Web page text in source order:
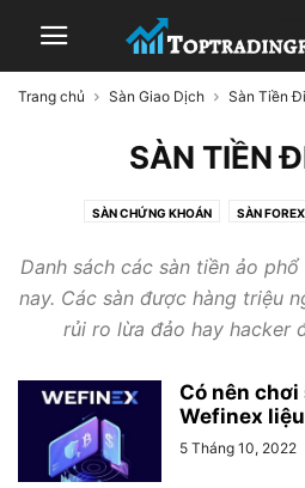
Trang chủ Sàn Giao Dịch Sàn Tiền
SÀN TIỀN
SÀN CHỨNG KHOÁN SÀN FOREX
Danh sách các sàn tiền ảo
nay. Các sàn được hàng triệu
rủi ro lừa đảo hay hacker
Có nên
Wefinex
5 Tháng 10, 2022